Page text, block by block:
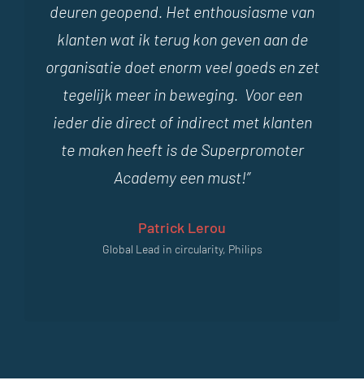
deuren geopend. Het enthousiasme van
klanten wat ik terug kon geven aan de
organisatie doet enorm veel goeds en zet
tegelijk meer in beweging. Voor een
ieder die direct of indirect met klanten
te maken heeft is de Superpromoter
Academy een must!”
Patrick Lerou
Global Lead in circularity, Philips